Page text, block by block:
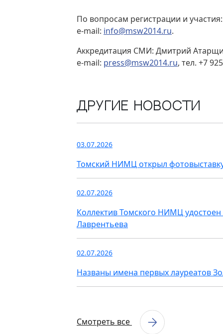
По вопросам регистрации и
e-mail: info@msw2014.ru.
Аккредитация СМИ: Дмитрий
e-mail: press@msw2014.ru, тел. +7
Другие новости
03.07.2026
Томский НИМЦ открыл
02.07.2026
Коллектив Томского НИМЦ
Лаврентьева
02.07.2026
Названы имена первых лауреатов
Смотреть все